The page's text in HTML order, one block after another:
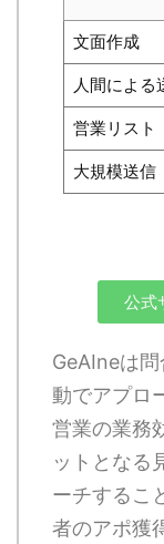
文面作成
人間による
営業リスト
大規模送信
公式
GeAIneは
動でアプロ
営業の業務
ットとなる
ーチするこ
者のアポ獲